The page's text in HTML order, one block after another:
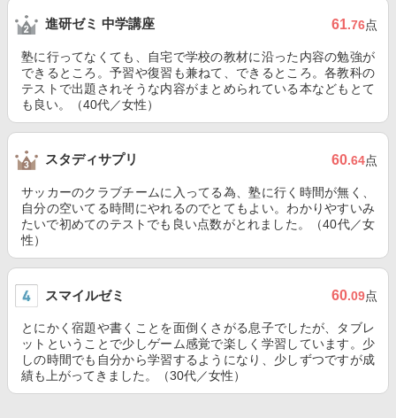
進研ゼミ 中学講座 61.76点
塾に行ってなくても、自宅で学校の教材に沿った内容の勉強が
できるところ。予習や復習も兼ねて、できるところ。各教科の
テストで出題されそうな内容がまとめられている本などもとて
も良い。（40代／女性）
スタディサプリ 60.64点
サッカーのクラブチームに入ってる為、塾に行く時間が無く、
自分の空いてる時間にやれるのでとてもよい。わかりやすいみ
たいで初めてのテストでも良い点数がとれました。（40代／女
性）
スマイルゼミ 60.09点
とにかく宿題や書くことを面倒くさがる息子でしたが、タブレ
ットということで少しゲーム感覚で楽しく学習しています。少
しの時間でも自分から学習するようになり、少しずつですが成
績も上がってきました。（30代／女性）